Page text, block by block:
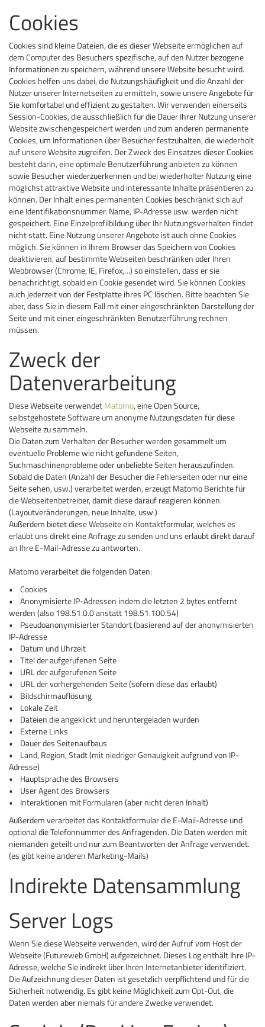
Cookies
Cookies sind kleine Dateien, die es dieser Webseite ermöglichen auf
dem Computer des Besuchers spezifische, auf den Nutzer bezogene
Informationen zu speichern, während unsere Website besucht wird.
Cookies helfen uns dabei, die Nutzungshäufigkeit und die Anzahl der
Nutzer unserer Internetseiten zu ermitteln, sowie unsere Angebote für
Sie komfortabel und effizient zu gestalten. Wir verwenden einerseits
Session-Cookies, die ausschließlich für die Dauer Ihrer Nutzung unserer
Website zwischengespeichert werden und zum anderen permanente
Cookies, um Informationen über Besucher festzuhalten, die wiederholt
auf unsere Website zugreifen. Der Zweck des Einsatzes dieser Cookies
besteht darin, eine optimale Benutzerführung anbieten zu können
sowie Besucher wiederzuerkennen und bei wiederholter Nutzung eine
möglichst attraktive Website und interessante Inhalte präsentieren zu
können. Der Inhalt eines permanenten Cookies beschränkt sich auf
eine Identifikationsnummer. Name, IP-Adresse usw. werden nicht
gespeichert. Eine Einzelprofilbildung über Ihr Nutzungsverhalten findet
nicht statt. Eine Nutzung unserer Angebote ist auch ohne Cookies
möglich. Sie können in Ihrem Browser das Speichern von Cookies
deaktivieren, auf bestimmte Webseiten beschränken oder Ihren
Webbrowser (Chrome, IE, Firefox,…) so einstellen, dass er sie
benachrichtigt, sobald ein Cookie gesendet wird. Sie können Cookies
auch jederzeit von der Festplatte ihres PC löschen. Bitte beachten Sie
aber, dass Sie in diesem Fall mit einer eingeschränkten Darstellung der
Seite und mit einer eingeschränkten Benutzerführung rechnen
müssen.
Zweck der
Datenverarbeitung
Diese Webseite verwendetMatomo, eine Open Source,
selbstgehostete Software um anonyme Nutzungsdaten für diese
Webseite zu sammeln.
Die Daten zum Verhalten der Besucher werden gesammelt um
eventuelle Probleme wie nicht gefundene Seiten,
Suchmaschinenprobleme oder unbeliebte Seiten herauszufinden.
Sobald die Daten (Anzahl der Besucher die Fehlerseiten oder nur eine
Seite sehen, usw.) verarbeitet werden, erzeugt Matomo Berichte für
die Webseitenbetreiber, damit diese darauf reagieren können.
(Layoutveränderungen, neue Inhalte, usw.)
Außerdem bietet diese Webseite ein Kontaktformular, welches es
erlaubt uns direkt eine Anfrage zu senden und uns erlaubt direkt darauf
an Ihre E-Mail-Adresse zu antworten.
Matomo verarbeitet die folgenden Daten:
• Cookies
• Anonymisierte IP-Adressen indem die letzten 2 bytes entfernt
werden (also 198.51.0.0 anstatt 198.51.100.54)
• Pseudoanonymisierter Standort (basierend auf der anonymisierten
IP-Adresse
• Datum und Uhrzeit
• Titel der aufgerufenen Seite
• URL der aufgerufenen Seite
• URL der vorhergehenden Seite (sofern diese das erlaubt)
• Bildschirmauflösung
• Lokale Zeit
• Dateien die angeklickt und heruntergeladen wurden
• Externe Links
• Dauer des Seitenaufbaus
• Land, Region, Stadt (mit niedriger Genauigkeit aufgrund von IP-
Adresse)
• Hauptsprache des Browsers
• User Agent des Browsers
• Interaktionen mit Formularen (aber nicht deren Inhalt)
Außerdem verarbeitet das Kontaktformular die E-Mail-Adresse und
optional die Telefonnummer des Anfragenden. Die Daten werden mit
niemanden geteilt und nur zum Beantworten der Anfrage verwendet.
(es gibt keine anderen Marketing-Mails)
Indirekte Datensammlung
Server Logs
Wenn Sie diese Webseite verwenden, wird der Aufruf vom Host der
Webseite (Futureweb GmbH) aufgezeichnet. Dieses Log enthält Ihre IP-
Adresse, welche Sie indirekt über Ihren Internetanbieter identifiziert.
Die Aufzeichnung dieser Daten ist gesetzlich verpflichtend und für die
Sicherheit notwendig. Es gibt keine Möglichkeit zum Opt-Out, die
Daten werden aber niemals für andere Zwecke verwendet.